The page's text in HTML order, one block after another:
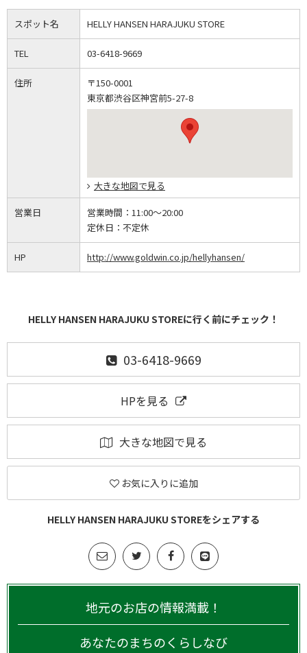
スポット名 HELLY HANSEN HARAJUKU STORE
TEL 03-6418-9669
住所
〒150-0001
東京都渋谷区神宮前5-27-8
大きな地図で見る
営業日 営業時間： 11:00～20:00
定休日： 不定休
HP http://www.goldwin.co.jp/hellyhansen/
HELLY HANSEN HARAJUKU STOREに行く前にチェック！
03-6418-9669
HPを見る
大きな地図で見る
お気に入りに追加
HELLY HANSEN HARAJUKU STOREをシェアする
地元のお店の情報満載！
あなたのまちのくらしなび